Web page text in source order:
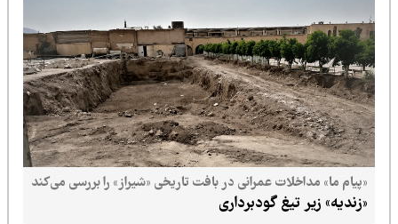
«پیام ما» مداخلات عمرانی در بافت تاریخی «شیراز» را بررسی می‌کند
«زندیه» زیر تیغ گودبرداری